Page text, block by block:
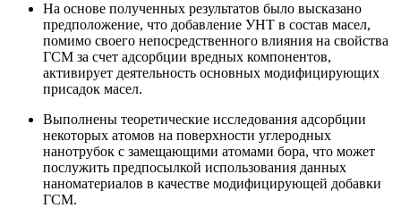
На основе полученных результатов было высказано
предположение, что добавление УНТ в состав масел,
помимо своего непосредственного влияния на свойства
ГСМ за счет адсорбции вредных компонентов,
активирует деятельность основных модифицирующих
присадок масел.
Выполнены теоретические исследования адсорбции
некоторых атомов на поверхности углеродных
нанотрубок с замещающими атомами бора, что может
послужить предпосылкой использования данных
наноматериалов в качестве модифицирующей добавки
ГСМ.